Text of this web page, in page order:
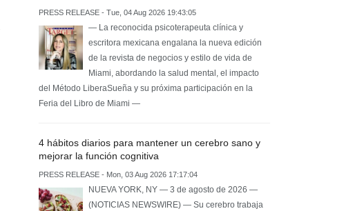
PRESS RELEASE - Tue, 04 Aug 2026 19:43:05
— La reconocida psicoterapeuta clínica y
escritora mexicana engalana la nueva edición
de la revista de negocios y estilo de vida de
Miami, abordando la salud mental, el impacto
del Método LiberaSueña y su próxima participación en la
Feria del Libro de Miami —
4 hábitos diarios para mantener un cerebro sano y
mejorar la función cognitiva
PRESS RELEASE - Mon, 03 Aug 2026 17:17:04
NUEVA YORK, NY — 3 de agosto de 2026 —
(NOTICIAS NEWSWIRE) — Su cerebro trabaja